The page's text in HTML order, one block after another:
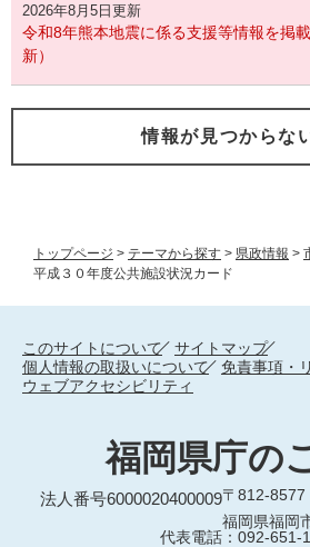
トップページ > テーマから探す > 県政情報 >
平成３０年度公共施設状況カード
2026年8月5日更新
令和8年熊本地震に係る支援等情報を掲
新）
情報が見つからな
このサイトについて
サイトマップ
個人情報の取扱いについて
免責事項・
ウェブアクセシビリティ
福岡県庁の
法人番号6000020400009〒812-8577
福岡県福岡
代表電話：092-651-